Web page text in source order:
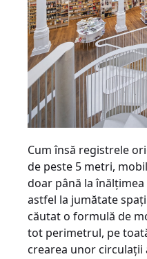
Cum însă registrele
de peste 5 metri,
doar până la
astfel la jumătate
căutat o formulă de
tot perimetrul, pe
crearea unor circulaţii